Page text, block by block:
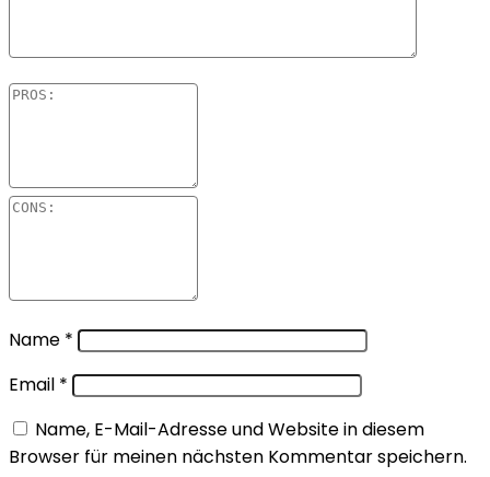
Name *
Email *
Name, E-Mail-Adresse und Website in diesem
Browser für meinen nächsten Kommentar speichern.